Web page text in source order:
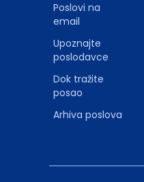
Poslovi na
email
Upoznajte
poslodavce
Dok tražite
posao
Arhiva poslova